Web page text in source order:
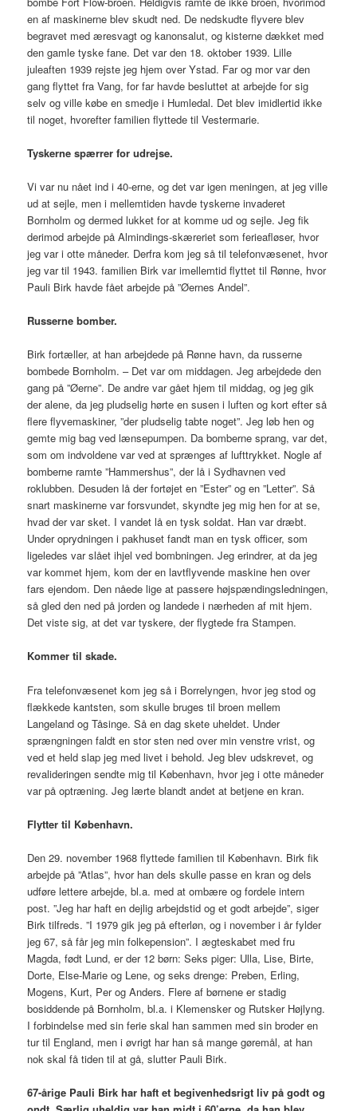
en af maskinerne blev skudt ned. De nedskudte flyvere blev
begravet med æresvagt og kanonsalut, og kisterne dækket med
den gamle tyske fane. Det var den 18. oktober 1939. Lille
juleaften 1939 rejste jeg hjem over Ystad. Far og mor var den
gang flyttet fra Vang, for far havde besluttet at arbejde for sig
selv og ville købe en smedje i Humledal. Det blev imidlertid ikke
til noget, hvorefter familien flyttede til Vestermarie.
Tyskerne spærrer for udrejse.
Vi var nu nået ind i 40-erne, og det var igen meningen, at jeg ville
ud at sejle, men i mellemtiden havde tyskerne invaderet
Bornholm og dermed lukket for at komme ud og sejle. Jeg fik
derimod arbejde på Almindings-skæreriet som ferieafløser, hvor
jeg var i otte måneder. Derfra kom jeg så til telefonvæsenet, hvor
jeg var til 1943. familien Birk var imellemtid flyttet til Rønne, hvor
Pauli Birk havde fået arbejde på ”Øernes Andel”.
Russerne bomber.
Birk fortæller, at han arbejdede på Rønne havn, da russerne
bombede Bornholm. – Det var om middagen. Jeg arbejdede den
gang på ”Øerne”. De andre var gået hjem til middag, og jeg gik
der alene, da jeg pludselig hørte en susen i luften og kort efter så
flere flyvemaskiner, ”der pludselig tabte noget”. Jeg løb hen og
gemte mig bag ved lænsepumpen. Da bomberne sprang, var det,
som om indvoldene var ved at sprænges af lufttrykket. Nogle af
bomberne ramte ”Hammershus”, der lå i Sydhavnen ved
roklubben. Desuden lå der fortøjet en ”Ester” og en ”Letter”. Så
snart maskinerne var forsvundet, skyndte jeg mig hen for at se,
hvad der var sket. I vandet lå en tysk soldat. Han var dræbt.
Under oprydningen i pakhuset fandt man en tysk officer, som
ligeledes var slået ihjel ved bombningen. Jeg erindrer, at da jeg
var kommet hjem, kom der en lavtflyvende maskine hen over
fars ejendom. Den nåede lige at passere højspændingsledningen,
så gled den ned på jorden og landede i nærheden af mit hjem.
Det viste sig, at det var tyskere, der flygtede fra Stampen.
Kommer til skade.
Fra telefonvæsenet kom jeg så i Borrelyngen, hvor jeg stod og
flækkede kantsten, som skulle bruges til broen mellem
Langeland og Tåsinge. Så en dag skete uheldet. Under
sprængningen faldt en stor sten ned over min venstre vrist, og
ved et held slap jeg med livet i behold. Jeg blev udskrevet, og
revalideringen sendte mig til København, hvor jeg i otte måneder
var på optræning. Jeg lærte blandt andet at betjene en kran.
Flytter til København.
Den 29. november 1968 flyttede familien til København. Birk fik
arbejde på ”Atlas”, hvor han dels skulle passe en kran og dels
udføre lettere arbejde, bl.a. med at ombære og fordele intern
post. ”Jeg har haft en dejlig arbejdstid og et godt arbejde”, siger
Birk tilfreds. ”I 1979 gik jeg på efterløn, og i november i år fylder
jeg 67, så får jeg min folkepension”. I ægteskabet med fru
Magda, født Lund, er der 12 børn: Seks piger: Ulla, Lise, Birte,
Dorte, Else-Marie og Lene, og seks drenge: Preben, Erling,
Mogens, Kurt, Per og Anders. Flere af børnene er stadig
bosiddende på Bornholm, bl.a. i Klemensker og Rutsker Højlyng.
I forbindelse med sin ferie skal han sammen med sin broder en
tur til England, men i øvrigt har han så mange gøremål, at han
nok skal få tiden til at gå, slutter Pauli Birk.
67-årige Pauli Birk har haft et begivenhedsrigt liv på godt og